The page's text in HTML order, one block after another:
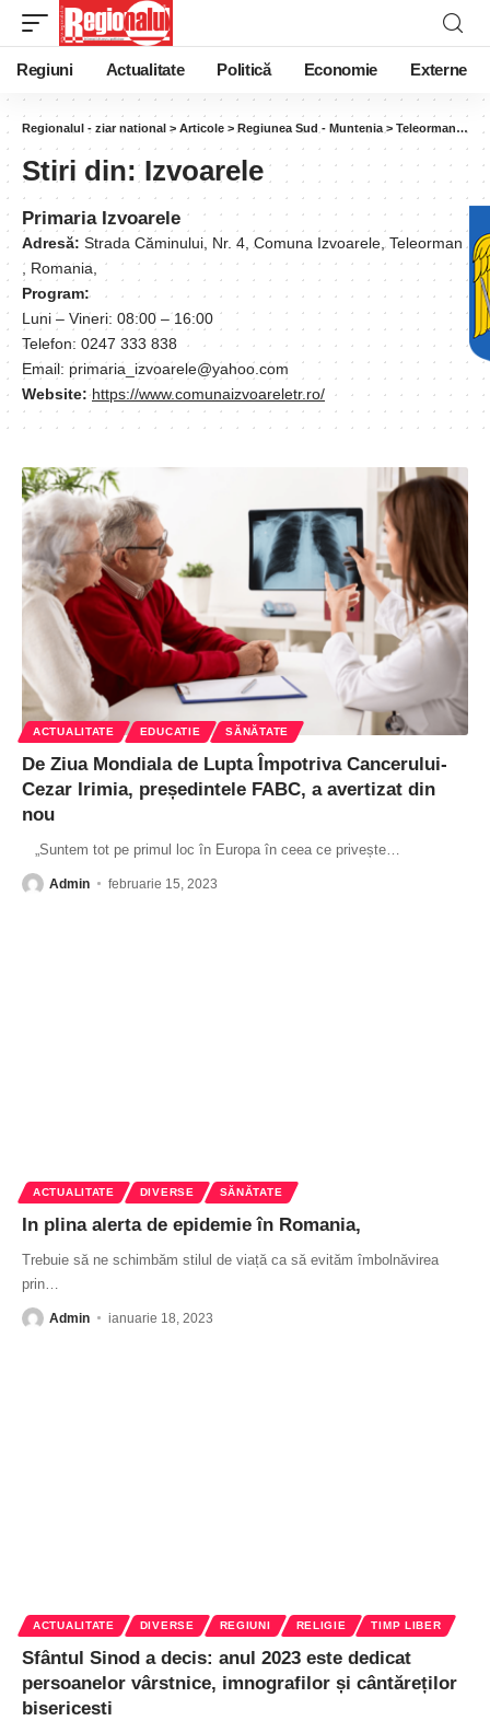
Regiuni Actualitate Politică Economie Externe
Regionalul - ziar national > Articole > Regiunea Sud - Muntenia > Teleorman>
Stiri din:Izvoarele
Primaria Izvoarele
Adresă: Strada Căminului, Nr. 4, Comuna Izvoarele, Teleorman
, Romania,
Program:
Luni – Vineri: 08:00 – 16:00
Telefon: 0247 333 838
Email: primaria_izvoarele@yahoo.com
Website: https://www.comunaizvoareletr.ro/
ACTUALITATE EDUCATIE SĂNĂTATE
De Ziua Mondiala de Lupta Împotriva Cancerului-
Cezar Irimia, președintele FABC, a avertizat din
nou
„Suntem tot pe primul loc în Europa în ceea ce privește
Admin februarie 15, 2023
ACTUALITATE DIVERSE SĂNĂTATE
In plina alerta de epidemie în Romania,
Trebuie să ne schimbăm stilul de viață ca să evităm îmbolnăvirea
prin
Admin ianuarie 18, 2023
ACTUALITATE DIVERSE REGIUNI RELIGIE TIMP LIBER
Sfântul Sinod a decis: anul 2023 este dedicat
persoanelor vârstnice, imnografilor și cântăreților
bisericesti